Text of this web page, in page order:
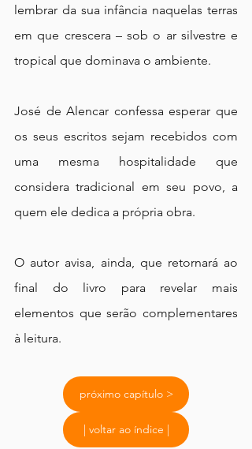
lembrar da sua infância naquelas terras
em que crescera – sob o ar silvestre e
tropical que dominava o ambiente.
José de Alencar confessa esperar que
os seus escritos sejam recebidos com
uma mesma hospitalidade que
considera tradicional em seu povo, a
quem ele dedica a própria obra.
O autor avisa, ainda, que retornará ao
final do livro para revelar mais
elementos que serão complementares
à leitura.
próximo capítulo >
| voltar ao índice |